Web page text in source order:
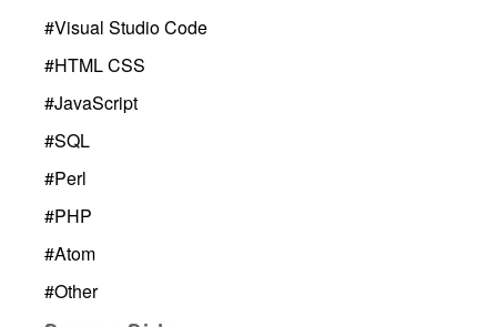
#Visual Studio Code
#HTML CSS
#JavaScript
#SQL
#Perl
#PHP
#Atom
#Other